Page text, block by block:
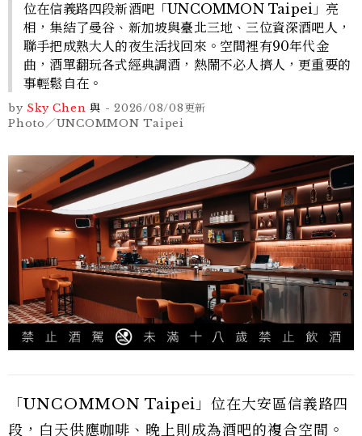
位在信義路四段新酒吧「UNCOMMON Taipei」亮
相，集結了曼谷、新加坡與臺北三地、三位資深酒吧人，
聯手把成熟大人的夜生活找回來。空間裡有90年代金
曲，酒單翻玩各式經典調酒，熱鬧不必人擠人，更重要的
事輕鬆自在。
by Sky Chen 與 - 2026/08/08更新
Photo／UNCOMMON Taipei
「UNCOMMON Taipei」位在大安區信義路四
段，白天供應咖啡、晚上則成為酒吧的複合空間。